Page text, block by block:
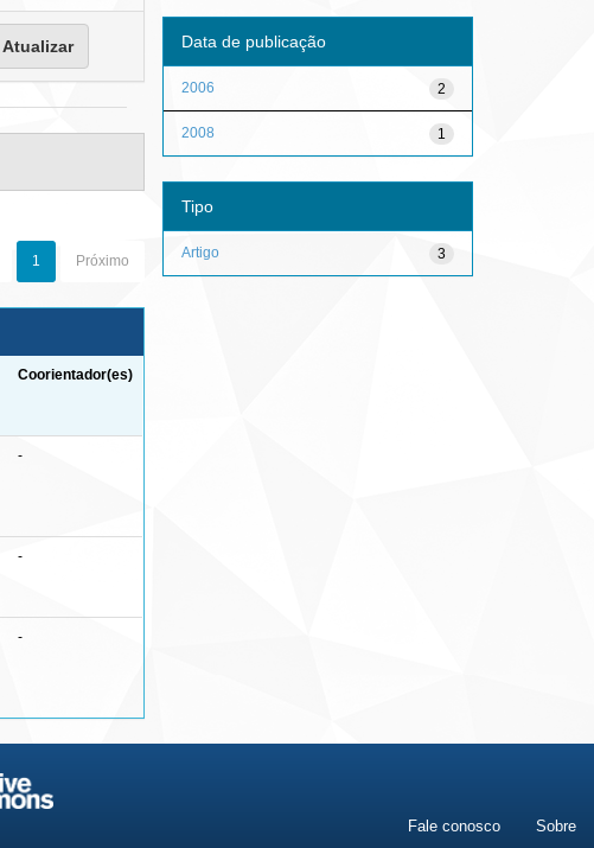
1 Próximo
Coorientador(es)
-
-
-
Data de publicação
2
2006
1
2008
Tipo
3
Artigo
Fale conosco Sobre